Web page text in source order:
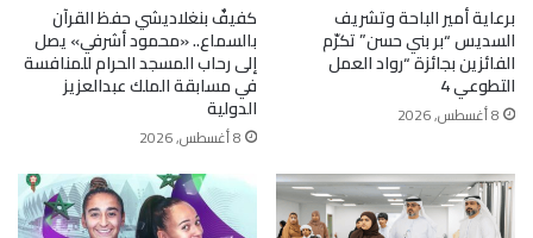
برعاية أمير الباحة وتشريف
السديس “بر بني حسن” تكرّم
الفائزين بجائزة “رواد العمل
التطوعي 4
8 أغسطس, 2026
كفيفٌ بنغلاديشي حفظ القرآن
بالسماع.. «محمود أشرفي» يصل
إلى رحاب المسجد الحرام للمنافسة
في مسابقة الملك عبدالعزيز
الدولية
8 أغسطس, 2026